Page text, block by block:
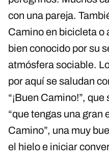
con una pareja.
Camino en bicicleta o
bien conocido por su
atmósfera sociable.
por aquí se saludan
“¡Buen Camino!”,
“que tengas una gran
Camino”, una muy
el hielo e iniciar